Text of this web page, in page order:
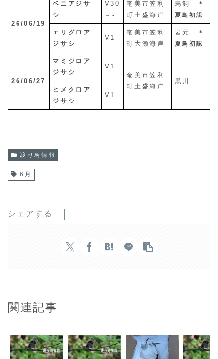
26/06/19
ベニアジサ
シ
V30
＋-
奄美市笠利
町土盛海岸
鳥飼
＊
夏鳥初認
エリグロア
ジサシ
V1
奄美市笠利
町大瀬海岸
岩元
＊
夏鳥初認
26/06/27
マミジロア
ジサシ
V1
奄美市笠利
町土盛海岸
黒川
ヒメクロア
ジサシ
V1
渡り鳥情報
6月
シェアする
関連記事